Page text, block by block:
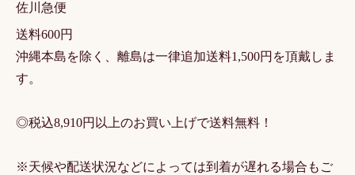
佐川急便
送料600円
沖縄本島を除く、離島は一律追加送料1,500円を頂戴しま
す。
◎税込8,910円以上のお買い上げで送料無料！
※天候や配送状況などによっては到着が遅れる場合もご